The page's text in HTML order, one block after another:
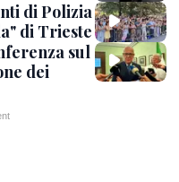
di Polizia
di Trieste
sul
dei